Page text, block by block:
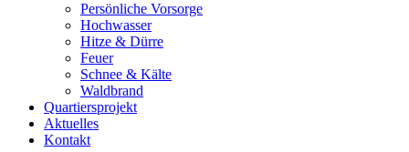
Persönliche Vorsorge
Hochwasser
Hitze & Dürre
Feuer
Schnee & Kälte
Waldbrand
Quartiersprojekt
Aktuelles
Kontakt